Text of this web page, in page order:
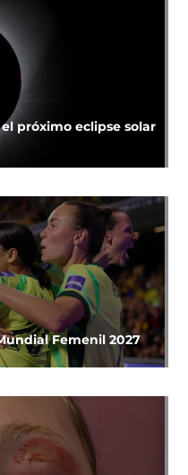
próximo eclipse solar
Femenil 2027